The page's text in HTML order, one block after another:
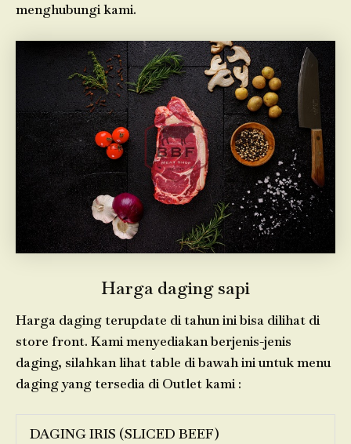
menghubungi kami.
Harga daging sapi
Harga daging terupdate di tahun ini bisa dilihat di
store front. Kami menyediakan berjenis-jenis
daging, silahkan lihat table di bawah ini untuk menu
daging yang tersedia di Outlet kami :
DAGING IRIS (SLICED BEEF)